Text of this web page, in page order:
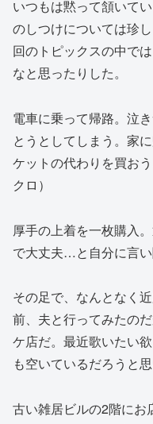
いつもは黙って頷いて
のしつけについては珍
回のトピックスの中で
なと思ったりした。
電車に乗って帰路。泣
とうとしてしまう。家
ケットの代わりを買お
クロ）
厚手の上着を一枚購入
で大丈夫…と自分に言い
その足で、なんとなく
前、夫と行ってみたの
ケ店だ。最近歌いたい
も空いているだろうと思
古い雑居ビルの2階にお